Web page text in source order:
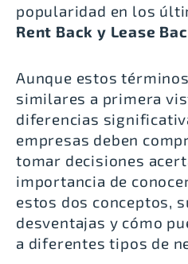
popularidad en los
Rent Back y Lease
Aunque estos
similares a primera
diferencias
empresas deben
tomar decisiones
importancia de
estos dos conceptos,
desventajas y cómo
a diferentes tipos de